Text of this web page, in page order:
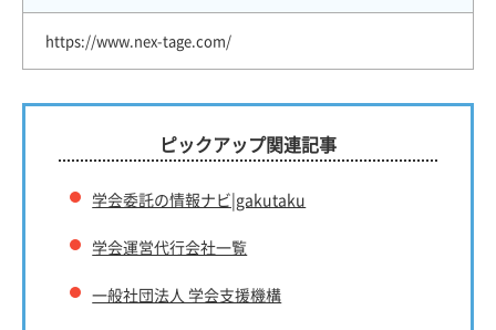
https://www.nex-tage.com/
ピックアップ関連記事
学会委託の情報ナビ|gakutaku
学会運営代行会社一覧
一般社団法人 学会支援機構